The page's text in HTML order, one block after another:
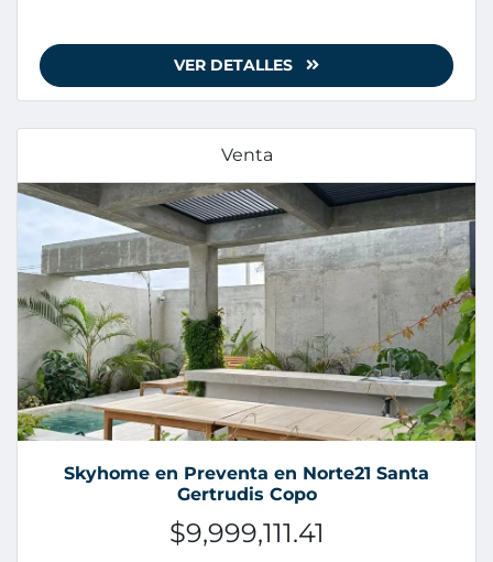
VER DETALLES
Venta
Skyhome en Preventa en Norte21 Santa
Gertrudis Copo
$9,999,111.41